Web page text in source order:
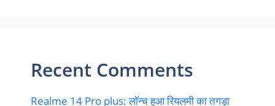
Recent Comments
Realme 14 Pro plus: लॉन्च हुआ रियलमी का तगड़ा